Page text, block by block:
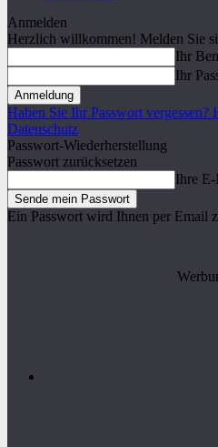
Anmelden
Herzlich willkommen! Melden Sie
Ihr
Ihr
Haben Sie Ihr Passwort vergessen?
Datenschutz
Passwort-Wiederherstellung
Passwort zurücksetzen
Ihre
Ein Passwort wird Ihnen per Email